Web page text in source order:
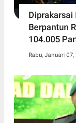
Diprakarsai
Berpantun
104.005
Rabu, Januari 07,